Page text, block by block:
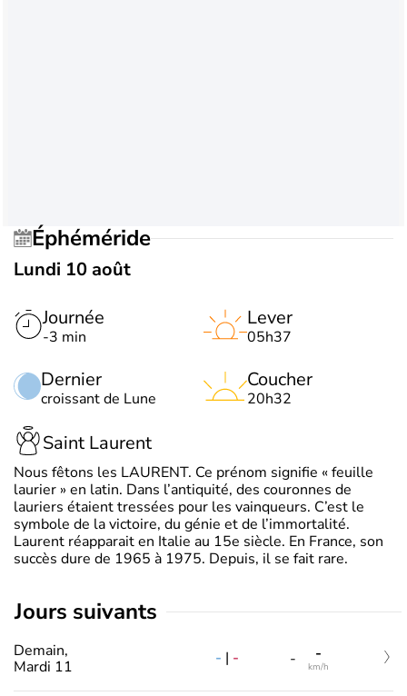
Éphéméride
Lundi 10 août
Journée
-3 min
Dernier
croissant de Lune
Lever
05h37
Coucher
20h32
Saint Laurent
Nous fêtons les LAURENT. Ce prénom signifie « feuille
laurier » en latin. Dans l’antiquité, des couronnes de
lauriers étaient tressées pour les vainqueurs. C’est le
symbole de la victoire, du génie et de l’immortalité.
Laurent réapparait en Italie au 15e siècle. En France, son
succès dure de 1965 à 1975. Depuis, il se fait rare.
jours suivants
Demain,
Mardi 11
- | - - -
km/h